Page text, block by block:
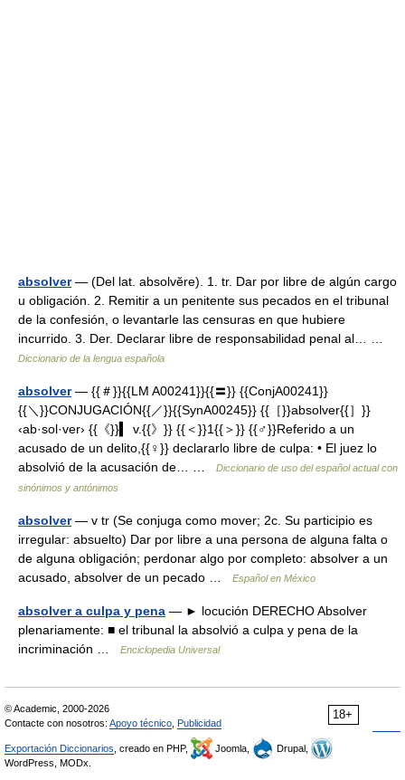
absolver— (Del lat. absolvĕre). 1. tr. Dar por libre de algún cargo
u obligación. 2. Remitir a un penitente sus pecados en el tribunal
de la confesión, o levantarle las censuras en que hubiere
incurrido. 3. Der. Declarar libre de responsabilidad penal al… …
Diccionario de la lengua española
absolver— {{＃}}{{LM A00241}}{{〓}} {{ConjA00241}}
{{＼}}CONJUGACIÓN{{／}}{{SynA00245}} {{［}}absolver{{］}}
‹ab·sol·ver› {{《}}▍ v.{{》}} {{＜}}1{{＞}} {{♂}}Referido a un
acusado de un delito,{{♀}} declararlo libre de culpa: • El juez lo
absolvió de la acusación de… …
Diccionario de uso del español actual con
sinónimos y antónimos
absolver— v tr (Se conjuga como mover; 2c. Su participio es
irregular: absuelto) Dar por libre a una persona de alguna falta o
de alguna obligación; perdonar algo por completo: absolver a un
acusado, absolver de un pecado …
Español en México
absolver a culpa y pena — ► locución DERECHO Absolver
plenariamente: ■ el tribunal la absolvió a culpa y pena de la
incriminación …
Enciclopedia Universal
18+
© Academic, 2000-2026
Contacte con nosotros: Apoyo técnico Publicidad
Exportación Diccionarios , creado en PHP, Joomla,
Drupal,
WordPress, MODx.